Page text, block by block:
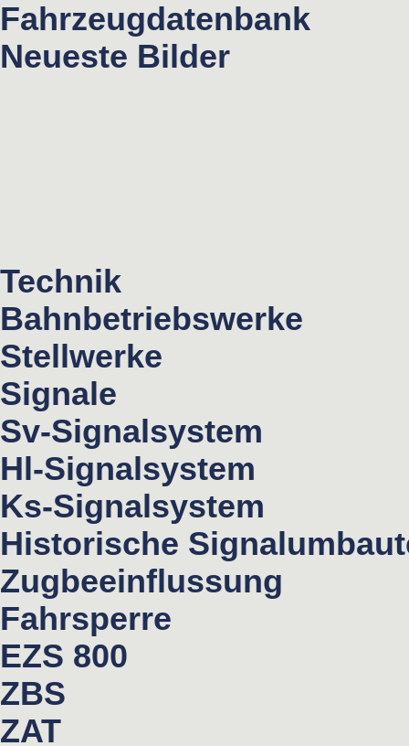
Fahrzeugdatenbank
Neueste Bilder
Technik
Bahnbetriebswerke
Stellwerke
Signale
Sv-Signalsystem
Hl-Signalsystem
Ks-Signalsystem
Historische
Zugbeeinflussung
Fahrsperre
EZS 800
ZBS
ZAT